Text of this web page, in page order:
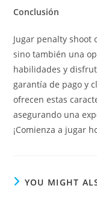
Conclusión
Jugar penalty shoot
sino también una
habilidades y
garantía de pago y
ofrecen estas
asegurando una
¡Comienza a jugar
YOU MIGHT